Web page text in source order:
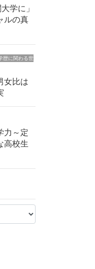
学に」
ルの真
歴に関わる世
女比は
力～定
高校生